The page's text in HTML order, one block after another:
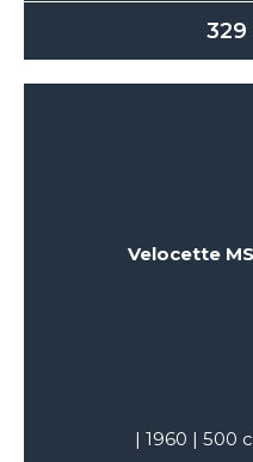
329
Velocette
| 1960 | 500